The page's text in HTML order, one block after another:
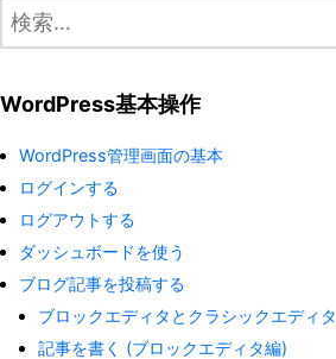
検
索:
WordPress基本操作
WordPress管理画面の基本
ログインする
ログアウトする
ダッシュボードを使う
ブログ記事を投稿する
ブロックエディタとクラシックエディタ
記事を書く (ブロックエディタ編)